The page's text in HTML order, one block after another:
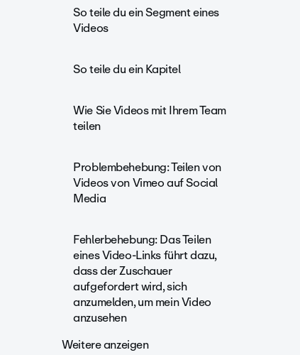
So teile du ein Segment eines
Videos
So teile du ein Kapitel
Wie Sie Videos mit Ihrem Team
teilen
Problembehebung: Teilen von
Videos von Vimeo auf Social
Media
Fehlerbehebung: Das Teilen
eines Video-Links führt dazu,
dass der Zuschauer
aufgefordert wird, sich
anzumelden, um mein Video
anzusehen
Weitere anzeigen